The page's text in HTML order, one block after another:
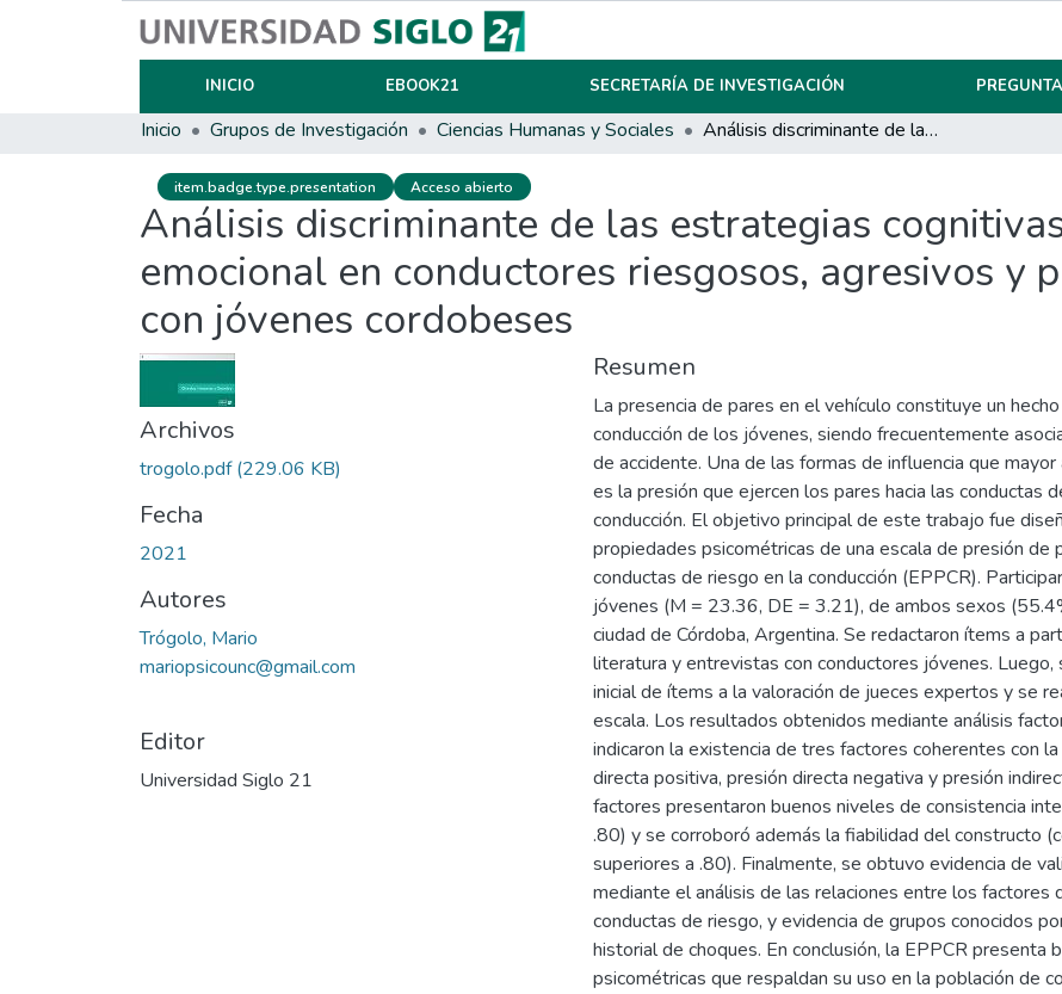
INICIO EBOOK21 SECRETARÍA DE INVESTIGACIÓN
Inicio Grupos de Investigación Ciencias Humanas y Sociales Análisis discriminante de las estrategias cognitivas de regulación emocional en conductores riesgosos, agresivos y prudentes: un estudio con jóvenes cordobeses
item.badge.type.presentation Acceso abierto
Análisis discriminante de las estrategias
emocional en conductores riesgosos, agresivos y
con jóvenes cordobeses
Archivos
trogolo.pdf(229.06 KB)
Fecha
2021
Autores
Trógolo, Mario
mariopsicounc@gmail.com
Editor
Universidad Siglo 21
Resumen
La presencia de pares en el vehículo constituye un
conducción de los jóvenes, siendo frecuentemente
de accidente. Una de las formas de influencia que mayor
es la presión que ejercen los pares hacia las conductas
conducción. El objetivo principal de este trabajo fue
propiedades psicométricas de una escala de presión de
conductas de riesgo en la conducción (EPPCR).
jóvenes (M = 23.36, DE = 3.21), de ambos sexos
ciudad de Córdoba, Argentina. Se redactaron ítems a
literatura y entrevistas con conductores jóvenes.
inicial de ítems a la valoración de jueces expertos y se
escala. Los resultados obtenidos mediante análisis
indicaron la existencia de tres factores coherentes con
directa positiva, presión directa negativa y presión
factores presentaron buenos niveles de consistencia
.80) y se corroboró además la fiabilidad del constructo
superiores a .80). Finalmente, se obtuvo evidencia de
mediante el análisis de las relaciones entre los factores
conductas de riesgo, y evidencia de grupos conocidos
historial de choques. En conclusión, la EPPCR presenta
psicométricas que respaldan su uso en la población de